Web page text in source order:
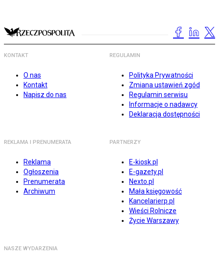
KONTAKT
O nas
Kontakt
Napisz do nas
REGULAMIN
Polityka Prywatności
Zmiana ustawień zgód
Regulamin serwisu
Informacje o nadawcy
Deklaracja dostępności
REKLAMA I PRENUMERATA
Reklama
Ogłoszenia
Prenumerata
Archiwum
PARTNERZY
E-kiosk.pl
E-gazety.pl
Nexto.pl
Mała księgowość
Kancelarierp.pl
Wieści Rolnicze
Życie Warszawy
NASZE WYDARZENIA